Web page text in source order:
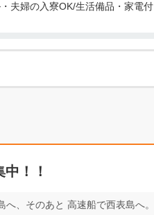
夫婦の入寮OK/生活備品・家電付
！！
、そのあと 高速船で西表島へ。